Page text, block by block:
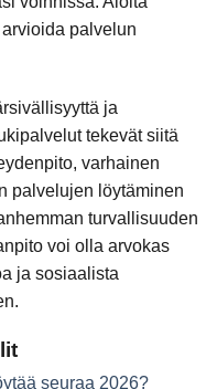
palvelun
ja
tekevät siitä
varhainen
palvelujen löytäminen
turvallisuuden
voi olla arvokas
ja sosiaalista
seuraa 2026?